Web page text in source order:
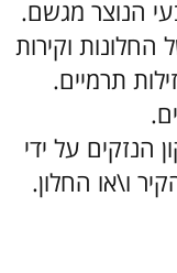
הנוצר מגשם.
החלונות וקירות
תרמיים.
הנזקים על ידי
ו\או החלון.